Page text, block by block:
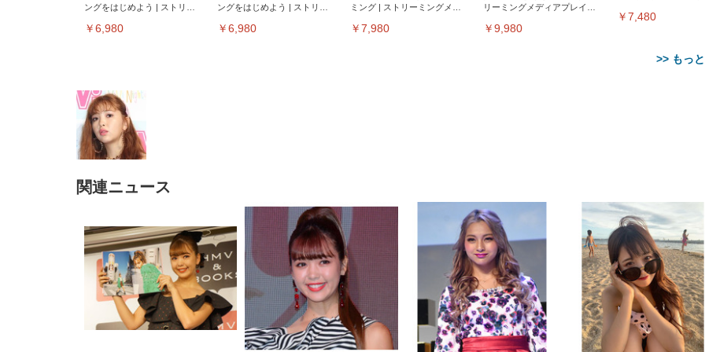
ングをはじめよう | ストリー
￥6,980
ングをはじめよう | ストリー
￥6,980
ミング | ストリーミングメデ
￥7,980
リーミングメディアプレイヤ
￥9,980
￥7,480
>> もっ
子 テレワーク 疲れない 跳ね
上げ式アームレスト コンパク
ト 約105度ロッキング pc 事務
椅子 360度回転 座面昇降 強化
ナイロン樹脂ベース 通気性メ
ッシュ 在宅ワーク H-
WY01(黒網+黒枠+黒足)
￥5,699
SIHOO B100 オフィスチェア
／デスクチェア メッシュチェ
ア 人間工学 疲れない ブラッ
￥27,999
チェア 強化バックレスト 30
度ロッキング機能 人間工学 椅
子 腰サポート 90度跳ね上げ
式アームレスト 3Dヘッドレス
ト ハンガー付き 高反発クッシ
ョン PCチェア 通気性メッシ
ュ ゲーミング/勉強/事務用 お
しゃれ パソコンチェア (ブラ
ック)
￥7,680
Sezlife オフィスチェア デスク
チェア 疲れない テレワーク
チェア 強化バックレスト 30度
ロッキング機能 人間工学 椅子
腰サポート 90度跳ね上げ式ア
ームレスト 3Dヘッドレスト
ハンガー付き 高反発クッショ
ン PCチェア 通気性メッシュ
ゲーミング/勉強/事務用 おし
ゃれ パソコンチェア (ホワイ
ト)
￥7,680
ANDWINT オフィスチ
ア デスクチェア 肘な
ッシュ 通気性 ランバ
ポート付き 腰サポート
ス圧無段階昇降 360度
転 キャスター付き コ
クト 幅52×奥行58.5×高
84～96cm テレワーク
宅勤務 ブラック
￥4,139
EV3240X-WT | 31.5型4K
UHD・USB Type-C・ホワイ
ト
￥105,595
EIZO ビジネス向けプレミア
EV2740X-WT | 27.0型4K
UHD・USB Type-C・ホワイ
ト￥109,572
【純正品】27"ゲーミングモ
ニター DualSense 充電フッ
ク付き（CFI-ZDM1J）
￥49,979
【整備済み品】Dell
E2724HS 27インチ 液晶モ
ニター フル
HD（1920×1080）VA 非光
沢 HDMI/DisplayPort/VGA
スピーカー内蔵 高さ調整 ス
イベル VESA対応
ComfortView ビジネス向け
￥15,800
【MiniLED/24.5inch/280Hz/
GRAPHT THE SHOOTER
Gaming Monitor 24” Essential
ーミングモニター QD 24.5イ
1ms FHD 量子ドット 残像低減
年保証 | 輝点保証 | 日本メーカ
￥34,980
ーツ 薄型 レギュラー 1回使い
捨て 無香料 ホワイト 300枚
￥3,373
Amazonベーシック ペットシ
ーツ 厚型 ワイド 42枚x2袋(84
枚) ホワイト(吸収面:ライトブ
ルー)
￥3,234
Smart Basic(スマートベーシ
ック) 【Amazon.co.jp限定】
Smart Basic アイリスオーヤマ
ペットシーツ 超厚型 お徳用
ワイド 100枚入 (x 1) (ケース
販売)
￥3,670
アイリスオーヤマ ペッ
シーツ 超厚型 お徳用
ュラー 200枚入
【Amazon.co.jp限定】
￥3,731
関連ニュース